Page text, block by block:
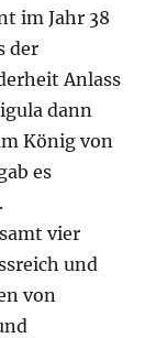
im Jahr 38
der
Anlass
dann
König von
es
vier
und
von